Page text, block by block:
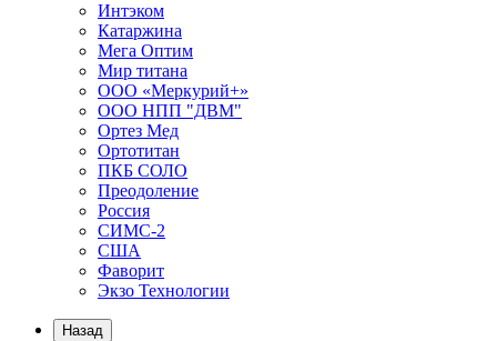
Интэком
Катаржина
Мега Оптим
Мир титана
ООО «Меркурий+»
ООО НПП "ДВМ"
Ортез Мед
Ортотитан
ПКБ СОЛО
Преодоление
Россия
СИМС-2
США
Фаворит
Экзо Технологии
Назад